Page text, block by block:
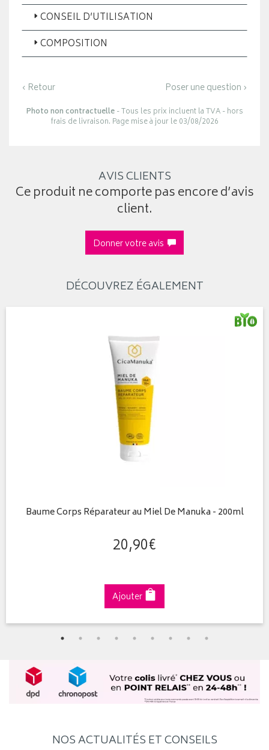
CONSEIL D’UTILISATION
COMPOSITION
‹ Retour Poser une question ›
Photo non contractuelle- Tous les prix incluent la TVA - hors
frais de livraison. Page mise à jour le 03/08/2026
AVIS CLIENTS
Ce produit ne comporte pas encore d’avis
client.
Donner votre avis
DÉCOUVREZ ÉGALEMENT
Baume Corps Réparateur au Miel De Manuka - 200ml
20,90€
Ajouter
NOS ACTUALITÉS ET CONSEILS